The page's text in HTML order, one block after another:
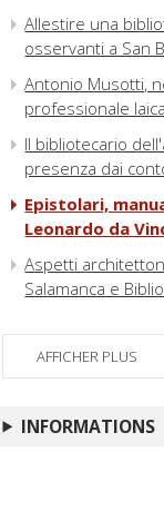
Allestire una
osservanti a San
Antonio Musotti,
professionale
Il bibliotecario
presenza dai
Epistolari,
Leonardo da
Aspetti
Salamanca e
AFFICHER PLUS
INFORMATIONS